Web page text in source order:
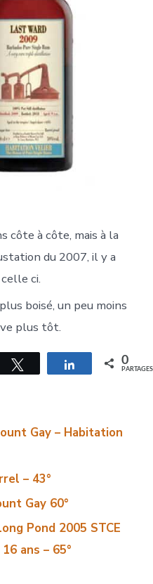
côte à côte, mais à la
du 2007, il y a
ci.
boisé, un peu moins
plus tôt.
Tweetez Partagez 0
PARTAGES
Gay – Habitation
– 43°
Gay 60°
Pond 2005 STCE
ans – 65°